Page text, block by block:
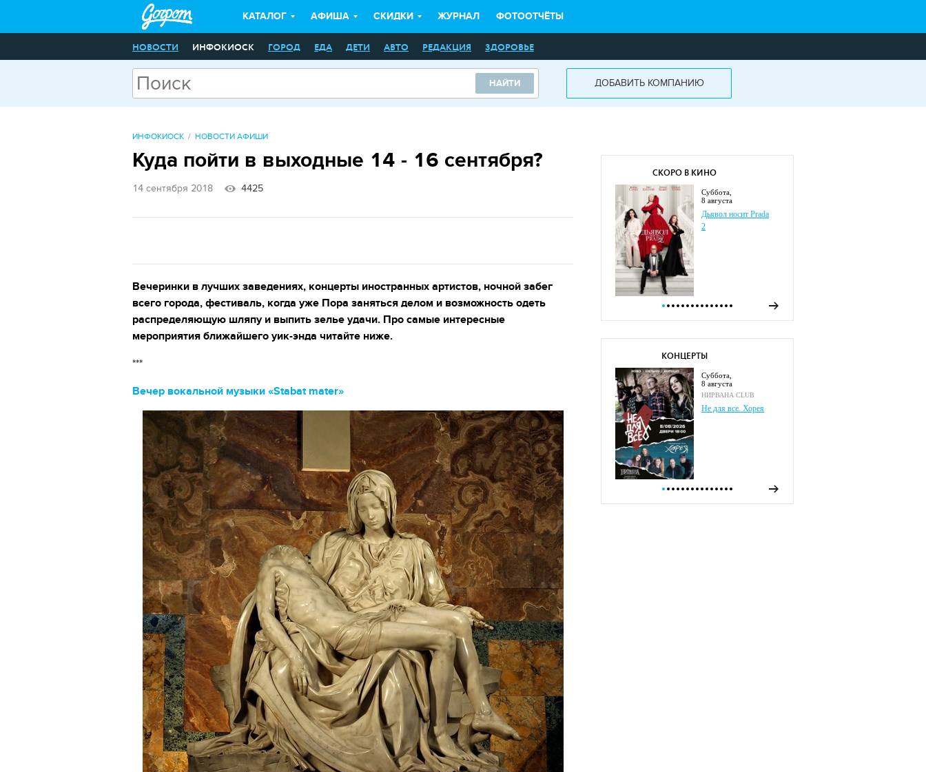
КАТАЛОГ АФИША СКИДКИ ЖУРНАЛ ФОТООТЧЁТЫ
НОВОСТИ ИНФОКИОСК ГОРОД ЕДА ДЕТИ АВТО РЕДАКЦИЯ ЗДОРОВЬЕ
НАЙТИ ДОБАВИТЬ КОМПАНИЮ
ИНФОКИОСК НОВОСТИ АФИШИ
Куда пойти в выходные 14 - 16 сентября?
14 сентября 2018 4425
Вечеринки в лучших заведениях, концерты иностранных артистов, ночной забег
всего города, фестиваль, когда уже Пора заняться делом и возможность одеть
распределяющую шляпу и выпить зелье удачи. Про самые интересные
мероприятия ближайшего уик-энда читайте ниже.
***
Вечер вокальной музыки «Stabat mater»
СКОРО В КИНО
суббота,
8 августа
Дьявол носит Prada
2
КОНЦЕРТЫ
суббота,
8 августа
НИРВАНА CLUB
Не для все. Хорея